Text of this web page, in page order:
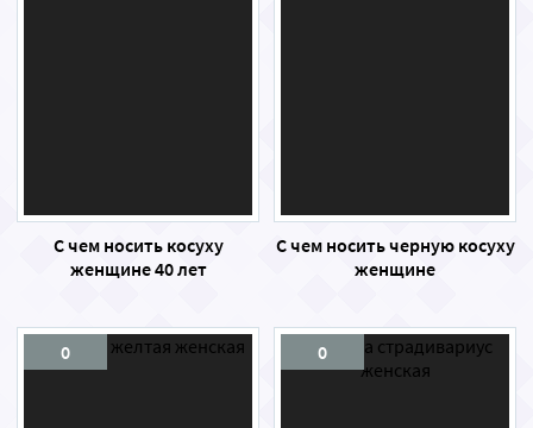
С чем носить косуху
женщине 40 лет
С чем носить черную косуху
женщине
0 0